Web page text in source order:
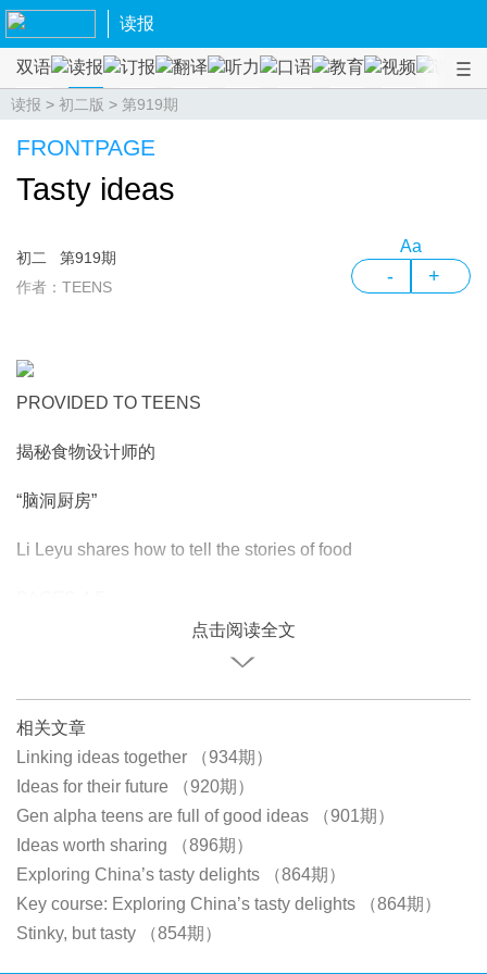
读报
双语 读报 订报 翻译 听力 口语 教育 视频 课程
读报 > 初二版 > 第919期
FRONTPAGE
Tasty ideas
初二
第919期
作者：TEENS
Aa
- +
PROVIDED TO TEENS
揭秘食物设计师的
“脑洞厨房”
Li Leyu shares how to tell the stories of food
点击阅读全文
相关文章
Linking ideas together （934期）
Ideas for their future （920期）
Gen alpha teens are full of good ideas （901期）
Ideas worth sharing （896期）
Exploring China’s tasty delights （864期）
Key course: Exploring China’s tasty delights （864期）
Stinky, but tasty （854期）